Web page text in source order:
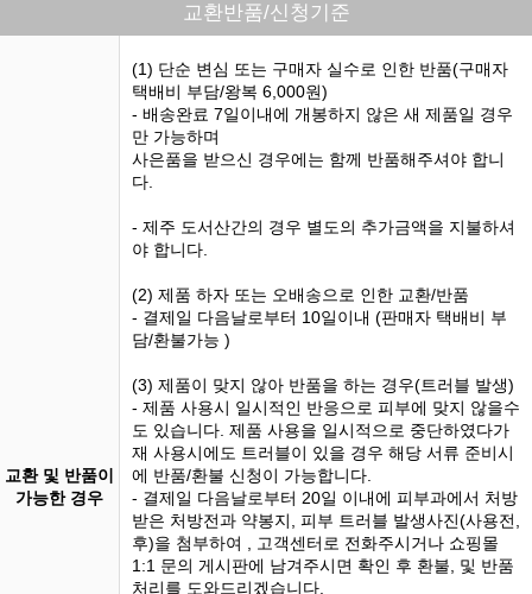
교환반품/신청기준
교환 및 반품이
가능한 경우
(1) 단순 변심 또는 구매자 실수로 인한 반품(구매자
택배비 부담/왕복 6,000원)
- 배송완료 7일이내에 개봉하지 않은 새 제품일 경우
만 가능하며
사은품을 받으신 경우에는 함께 반품해주셔야 합니
다.
- 제주 도서산간의 경우 별도의 추가금액을 지불하셔
야 합니다.
(2) 제품 하자 또는 오배송으로 인한 교환/반품
- 결제일 다음날로부터 10일이내 (판매자 택배비 부
담/환불가능 )
(3) 제품이 맞지 않아 반품을 하는 경우(트러블 발생)
- 제품 사용시 일시적인 반응으로 피부에 맞지 않을수
도 있습니다. 제품 사용을 일시적으로 중단하였다가
재 사용시에도 트러블이 있을 경우 해당 서류 준비시
에 반품/환불 신청이 가능합니다.
- 결제일 다음날로부터 20일 이내에 피부과에서 처방
받은 처방전과 약봉지, 피부 트러블 발생사진(사용전,
후)을 첨부하여 , 고객센터로 전화주시거나 쇼핑몰
1:1 문의 게시판에 남겨주시면 확인 후 환불, 및 반품
처리를 도와드리겠습니다.